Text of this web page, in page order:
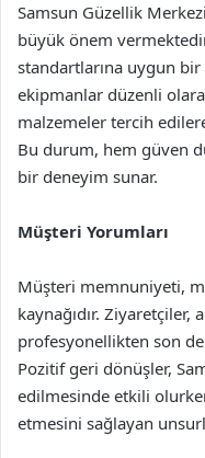
Samsun Güzellik
büyük önem
standartlarına uygun
ekipmanlar düzenli
malzemeler tercih
Bu durum, hem güven
bir deneyim sunar.
Müşteri Yorumları
Müşteri memnuniyeti,
kaynağıdır. Ziyaretçiler,
profesyonellikten son
Pozitif geri dönüşler,
edilmesinde etkili
etmesini sağlayan